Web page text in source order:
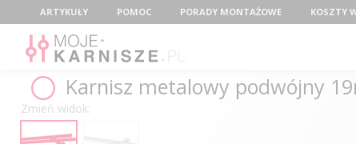
MenuARTYKUŁY POMOC PORADY MONTAŻOWE KOSZTY
Karnisz metalowy podwójny
Zmień widok: